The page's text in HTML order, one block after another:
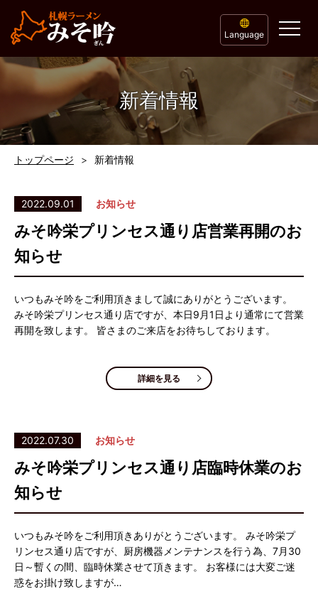
Language
新着情報
トップページ 新着情報
2022.09.01 お知らせ
みそ吟栄プリンセス通り店営業再開のお
知らせ
いつもみそ吟をご利用頂きまして誠にありがとうございます。
みそ吟栄プリンセス通り店ですが、本日9月1日より通常にて営業
再開を致します。 皆さまのご来店をお待ちしております。
詳細を見る
2022.07.30 お知らせ
みそ吟栄プリンセス通り店臨時休業のお
知らせ
いつもみそ吟をご利用頂きありがとうございます。 みそ吟栄プ
リンセス通り店ですが、厨房機器メンテナンスを行う為、7月30
日～暫くの間、臨時休業させて頂きます。 お客様には大変ご迷
惑をお掛け致しますが…